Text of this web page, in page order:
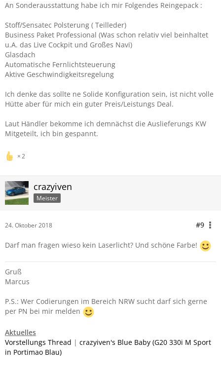
An Sonderausstattung habe ich mir Folgendes Reingepack :
Stoff/Sensatec Polsterung ( Teilleder)
Business Paket Professional (Was schon relativ viel beinhaltet
u.A. das Live Cockpit und Großes Navi)
Glasdach
Automatische Fernlichtsteuerung
Aktive Geschwindigkeitsregelung
Ich denke das sollte ne Solide Konfiguration sein, ist nicht volle
Hütte aber für mich ein guter Preis/Leistungs Deal.
Laut Händler bekomme ich demnächst die Auslieferungs KW
Mitgeteilt, ich bin gespannt.
2
crazyiven
Meister
24. Oktober 2018 #9
Darf man fragen wieso kein Laserlicht? Und schöne Farbe!
Gruß
Marcus
P.S.: Wer Codierungen im Bereich NRW sucht darf sich gerne
per PN bei mir melden
Aktuelles
Vorstellungs Thread | crazyiven's Blue Baby (G20 330i M Sport
in Portimao Blau)